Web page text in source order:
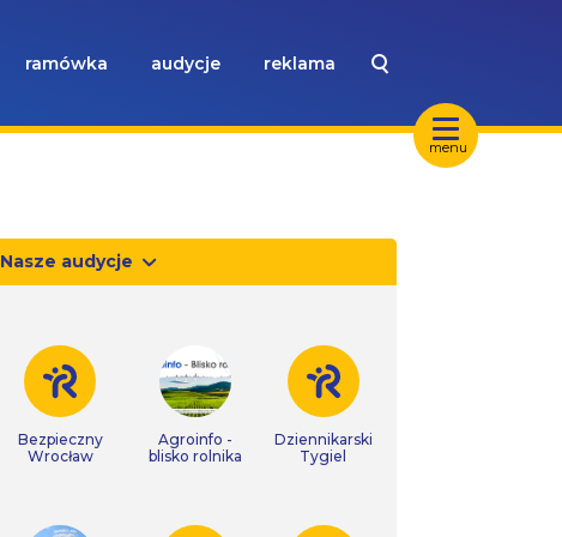
menu
ramówka audycje reklama
Nasze audycje
Bezpieczny
Wrocław
Agroinfo -
blisko rolnika
Dziennikarski
Tygiel